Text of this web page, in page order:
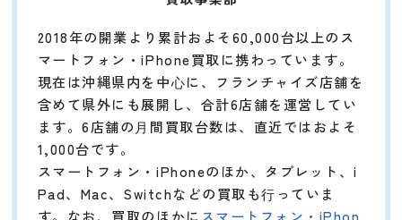
2018年の開業より累計およそ60,000台以上のス
マートフォン・iPhone買取に携わっています。
現在は沖縄県内を中⼼に、フランチャイズ店舗を
含めて県外にも展開し、合計6店舗を運営してい
ます。6店舗の⽉間買取台数は、直近ではおよそ
1,000台です。
スマートフォン・iPhoneのほか、タブレット、i
Pad、Mac、Switchなどの買取も⾏っていま
す。なお、買取のほかに スマートフォン・iPhon